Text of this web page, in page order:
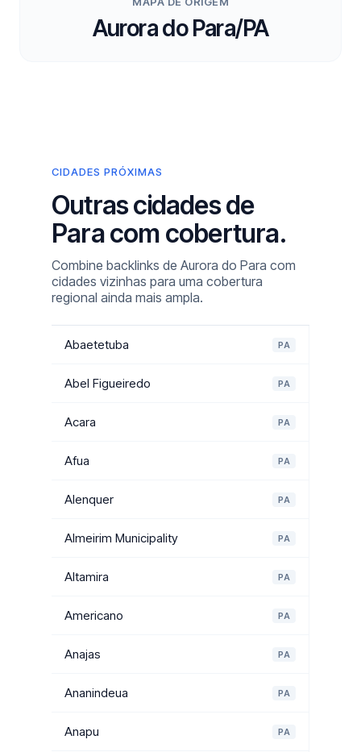
Aurora do Para/PA
CIDADES PRÓXIMAS
Outras cidades de
Para com cobertura.
Combine backlinks de Aurora do Para com
cidades vizinhas para uma cobertura
regional ainda mais ampla.
Abaetetuba PA
Abel Figueiredo PA
Acara PA
Afua PA
Alenquer PA
Almeirim Municipality PA
Altamira PA
Americano PA
Anajas PA
Ananindeua PA
Anapu PA